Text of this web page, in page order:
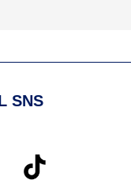
SNS